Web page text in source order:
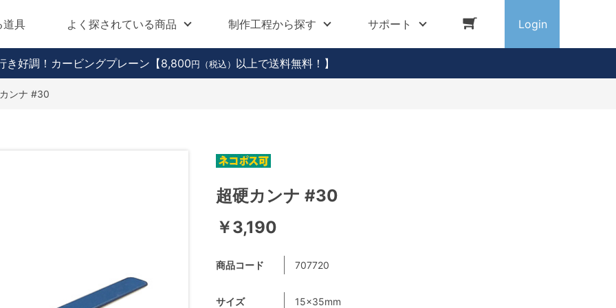
道具 よく探されている商品 制作工程から探す サポート Login
き好調！カービングプレーン 【8,800 円（税込） 以上で送料無料！】
ンナ #30
超硬カンナ #30
￥3,190
商品コード 707720
サイズ 15×35mm